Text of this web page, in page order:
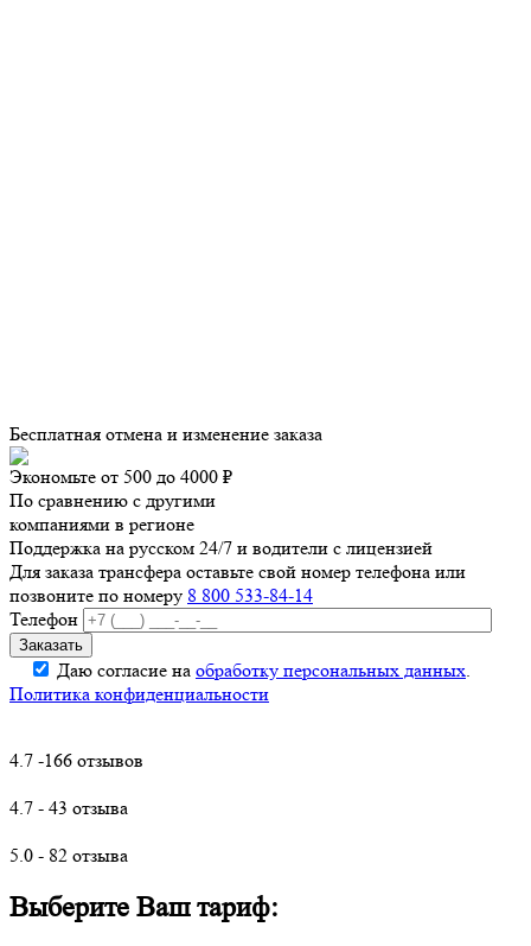
Бесплатная отмена и изменение заказа
Экономьте от 500 до 4000 ₽
По сравнению с другими
компаниями в регионе
Поддержка на русском 24/7 и водители с лицензией
Для заказа трансфера оставьте свой номер телефона или
позвоните по номеру 8 800 533-84-14
Телефон
Даю согласие на обработку персональных данных.
Политика конфиденциальности
4.7 -166 отзывов
4.7 - 43 отзыва
5.0 - 82 отзыва
Выберите Ваш тариф: